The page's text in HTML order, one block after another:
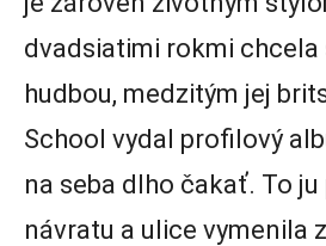
dvadsiatimi rokmi
hudbou, medzitým jej
School vydal profilový
na seba dlho čakať. To
návratu a ulice vymenila